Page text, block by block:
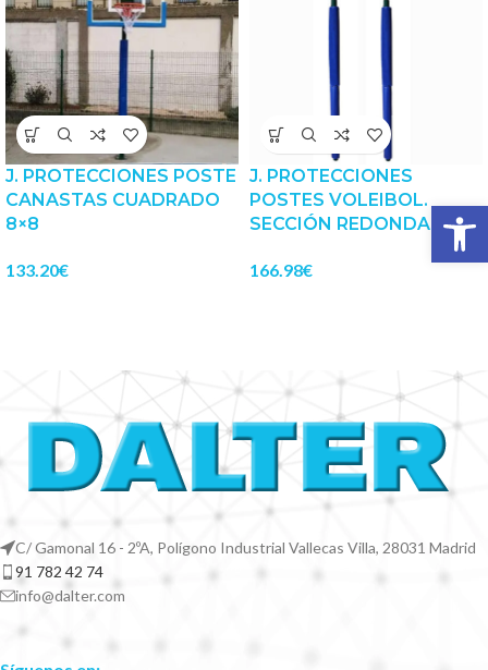
J. PROTECCIONES POSTE
CANASTAS CUADRADO
8×8
133.20€
J. PROTECCIONES
POSTES VOLEIBOL.
SECCIÓN REDONDA 9 CM
166.98€
C/ Gamonal 16 - 2ºA, Polígono Industrial Vallecas Villa, 28031 Madrid
91 782 42 74
info@dalter.com
Abrir